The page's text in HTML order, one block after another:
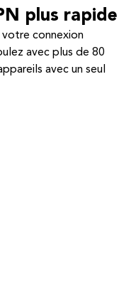
plus rapide
connexion
avec plus de 80
avec un seul